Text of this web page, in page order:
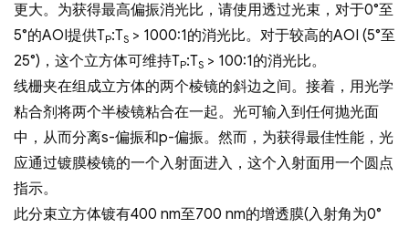
更大。为获得最高偏振消光比，请使用透过光束，对于0°至
5°的AOI提供TP:TS > 1000:1的消光比。对于较高的AOI (5°至
25°)，这个立方体可维持TP:TS > 100:1的消光比。
线栅夹在组成立方体的两个棱镜的斜边之间。接着，用光学
粘合剂将两个半棱镜粘合在一起。光可输入到任何抛光面
中，从而分离s-偏振和p-偏振。然而，为获得最佳性能，光
应通过镀膜棱镜的一个入射面进入，这个入射面用一个圆点
指示。
此分束立方体镀有400 nm至700 nm的增透膜(入射角为0°